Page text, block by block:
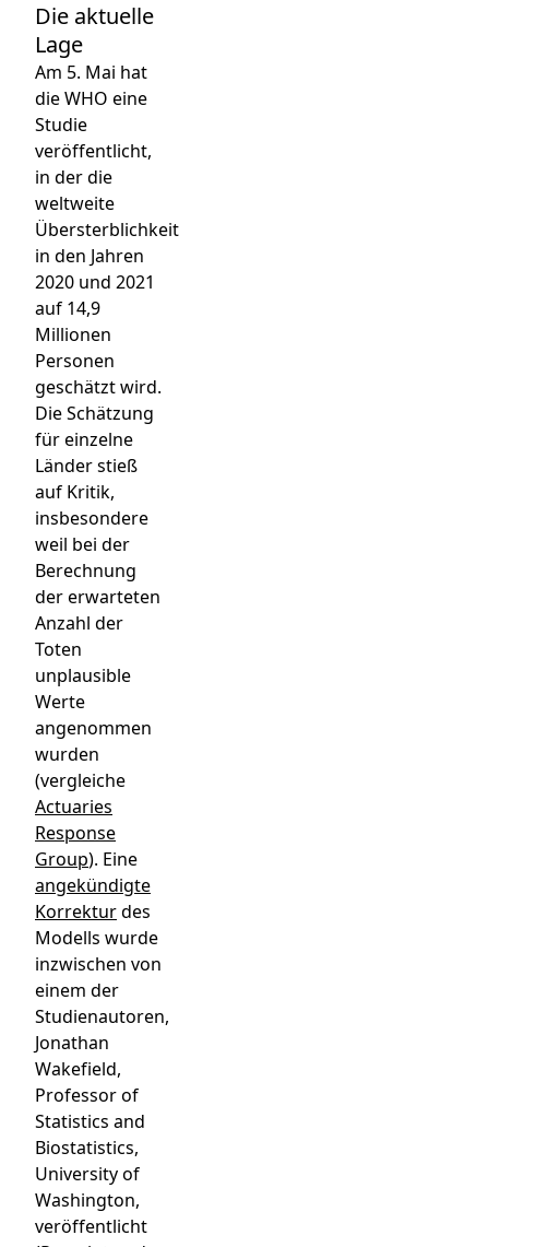
Die aktuelle
Lage
Am 5. Mai hat
die WHO eine
Studie
veröffentlicht,
in der die
weltweite
Übersterblichkeit
in den Jahren
2020 und 2021
auf 14,9
Millionen
Personen
geschätzt wird.
Die Schätzung
für einzelne
Länder stieß
auf Kritik,
insbesondere
weil bei der
Berechnung
der erwarteten
Anzahl der
Toten
unplausible
Werte
angenommen
wurden
(vergleiche
Actuaries
Response
Group). Eine
angekündigte
Korrekturdes
Modells wurde
inzwischen von
einem der
Studienautoren,
Jonathan
Wakefield,
Professor of
Statistics and
Biostatistics,
University of
Washington,
veröffentlicht